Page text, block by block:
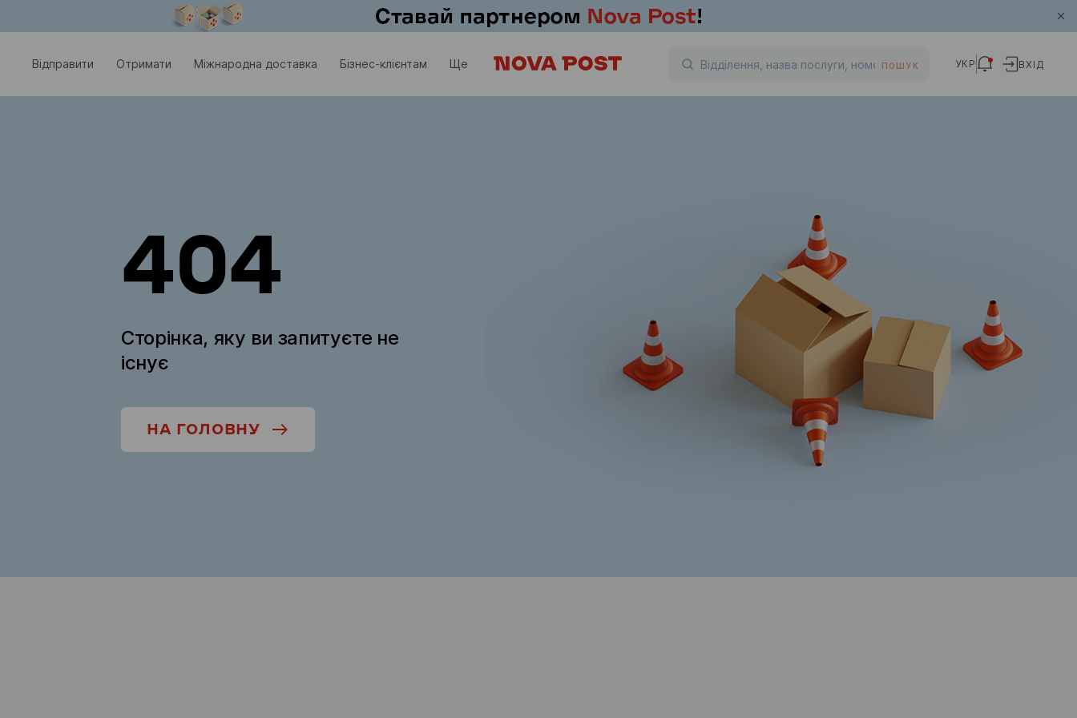
Відправити Отримати Міжнародна доставка Бізнес-клієнтам Ще ПОШУК УКР ВХІД
404
Сторінка, яку ви запитуєте не
існує
НА ГОЛОВНУ